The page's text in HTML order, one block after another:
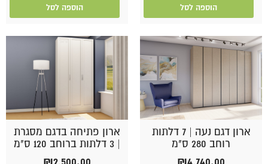
הוספה לסל הוספה לסל
ארון דגם נעה | 7 דלתות
רוחב 280 ס"מ
₪4,740.00
ארון פתיחה בדגם מסגרת
₪2,500.00